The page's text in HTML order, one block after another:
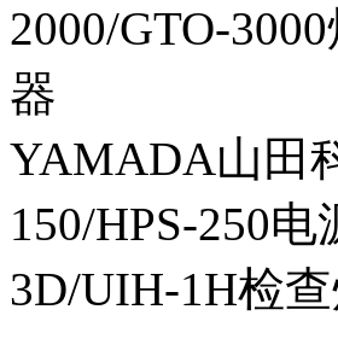
2000/GTO-
器
YAMADA山田
150/HPS-250
3D/UIH-1H检